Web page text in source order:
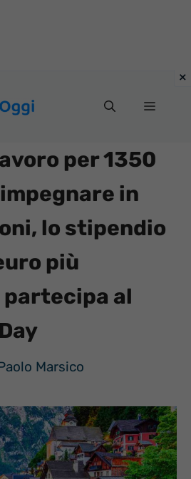
Menu
per 1350
in
lo stipendio
più
al
Marsico